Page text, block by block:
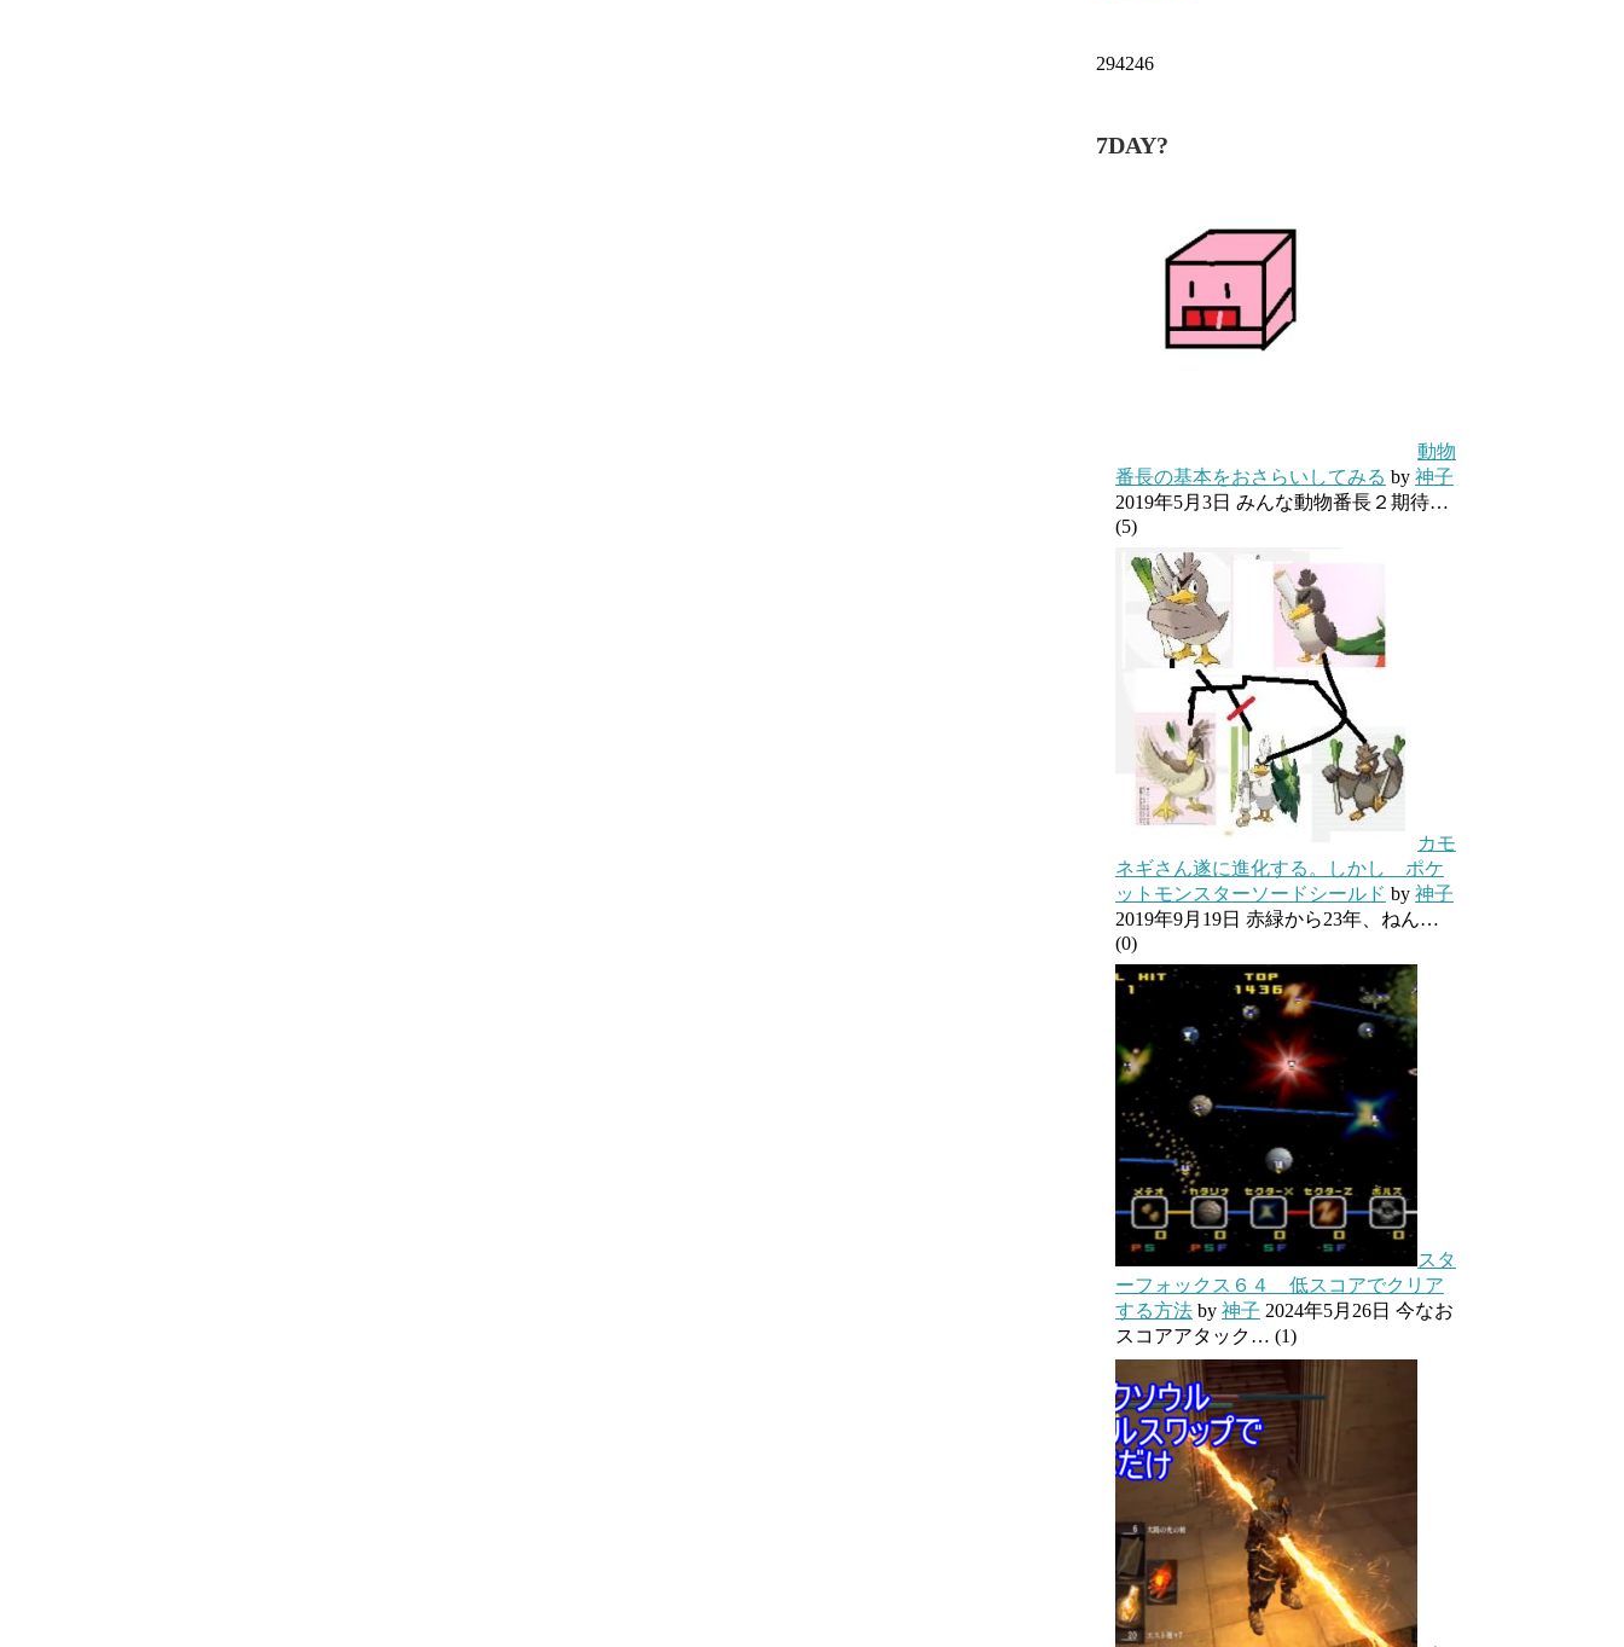
294246
7DAY?
動物
番長の基本をおさらいしてみる by 神子
2019年5月3日 みんな動物番長２期待…
(5)
カモ
ネギさん遂に進化する。しかし ポケ
ットモンスターソードシールド by 神子
2019年9月19日 赤緑から23年、ねん…
(0)
スタ
ーフォックス６４ 低スコアでクリア
する方法 by 神子 2024年5月26日 今なお
スコアアタック… (1)